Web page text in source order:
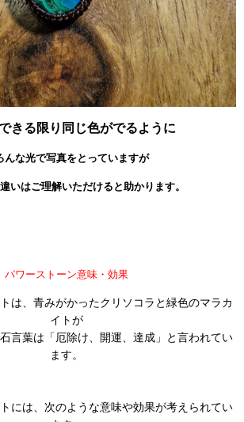
きる限り同じ色がでるように
んな光で写真をとっていますが
いはご理解いただけると助かります。
パワーストーン意味・効果
は、青みがかったクリソコラと緑色のマラカ
イトが
言葉は「厄除け、開運、達成」と言われてい
ます。
には、次のような意味や効果が考えられてい